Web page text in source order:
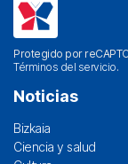
Protegido por
Términos del servicio.
Noticias
Bizkaia
Ciencia y salud